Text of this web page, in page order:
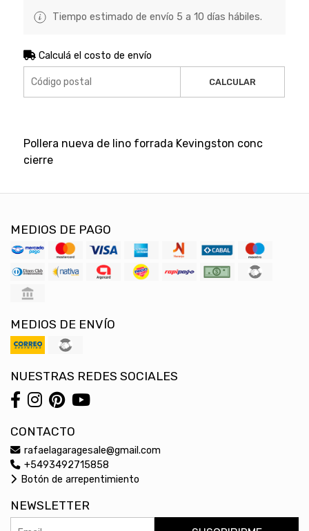
Tiempo estimado de envío 5 a 10 días hábiles.
Calculá el costo de envío
CALCULAR
Pollera nueva de lino forrada Kevingston conc
cierre
MEDIOS DE PAGO
MEDIOS DE ENVÍO
NUESTRAS REDES SOCIALES
CONTACTO
rafaelagaragesale@gmail.com
+5493492715858
Botón de arrepentimiento
NEWSLETTER